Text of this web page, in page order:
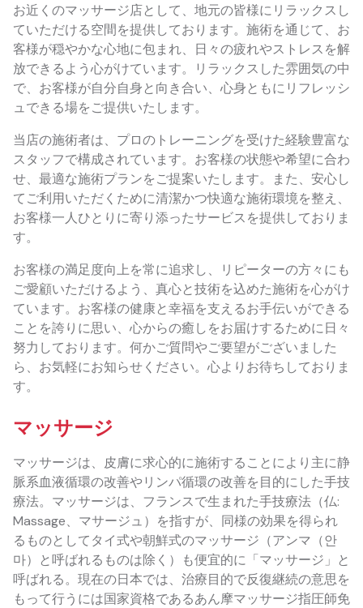
お近くのマッサージ店として、地元の皆様にリラックスし
ていただける空間を提供しております。施術を通じて、お
客様が穏やかな心地に包まれ、日々の疲れやストレスを解
放できるよう心がけています。リラックスした雰囲気の中
で、お客様が自分自身と向き合い、心身ともにリフレッシ
ュできる場をご提供いたします。
当店の施術者は、プロのトレーニングを受けた経験豊富な
スタッフで構成されています。お客様の状態や希望に合わ
せ、最適な施術プランをご提案いたします。また、安心し
てご利用いただくために清潔かつ快適な施術環境を整え、
お客様一人ひとりに寄り添ったサービスを提供しておりま
す。
お客様の満足度向上を常に追求し、リピーターの方々にも
ご愛顧いただけるよう、真心と技術を込めた施術を心がけ
ています。お客様の健康と幸福を支えるお手伝いができる
ことを誇りに思い、心からの癒しをお届けするために日々
努力しております。何かご質問やご要望がございました
ら、お気軽にお知らせください。心よりお待ちしておりま
す。
マッサージ
マッサージは、皮膚に求心的に施術することにより主に静
脈系血液循環の改善やリンパ循環の改善を目的にした手技
療法。マッサージは、フランスで生まれた手技療法（仏:
Massage、マサージュ）を指すが、同様の効果を得られ
るものとしてタイ式や朝鮮式のマッサージ（アンマ（안
마）と呼ばれるものは除く）も便宜的に「マッサージ」と
呼ばれる。現在の日本では、治療目的で反復継続の意思を
もって行うには国家資格であるあん摩マッサージ指圧師免